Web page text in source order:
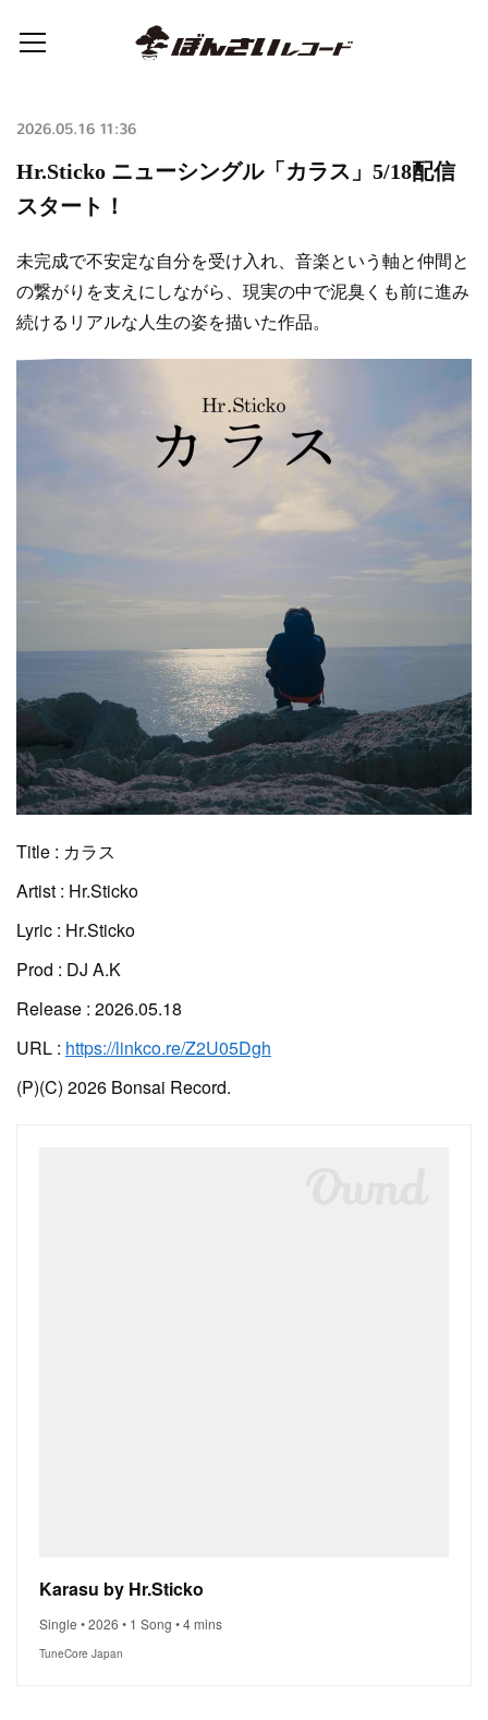
2026.05.16 11:36
Hr.Sticko ニューシングル「カラス」5/18配信
スタート！
未完成で不安定な自分を受け入れ、音楽という軸と仲間と
の繋がりを支えにしながら、現実の中で泥臭くも前に進み
続けるリアルな人生の姿を描いた作品。
Title : カラス
Artist : Hr.Sticko
Lyric : Hr.Sticko
Prod : DJ A.K
Release : 2026.05.18
URL : https://linkco.re/Z2U05Dgh
(P)(C) 2026 Bonsai Record.
Karasu by Hr.Sticko
Single • 2026 • 1 Song • 4 mins
TuneCore Japan